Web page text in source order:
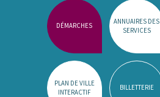
DÉMARCHES
ANNUAIRES DES
SERVICES
PLAN DE VILLE
INTERACTIF
BILLETTERIE